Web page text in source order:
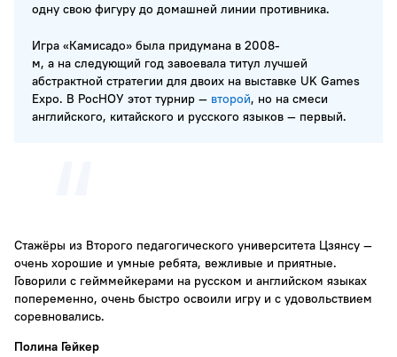
одну свою фигуру до домашней линии противника.
Игра «Камисадо» была придумана в 2008-
м, а на следующий год завоевала титул лучшей
абстрактной стратегии для двоих на выставке UK Games
Expo. В РосНОУ этот турнир — второй, но на смеси
английского, китайского и русского языков — первый.
Стажёры из Второго педагогического университета Цзянсу —
очень хорошие и умные ребята, вежливые и приятные.
Говорили с гейммейкерами на русском и английском языках
попеременно, очень быстро освоили игру и с удовольствием
соревновались.
Полина Гейкер